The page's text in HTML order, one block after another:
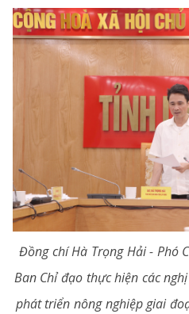
Đồng chí Hà Trọng Hải - Phó
Ban Chỉ đạo thực hiện các
phát triển nông nghiệp giai